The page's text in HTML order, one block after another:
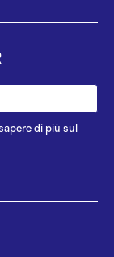
di più sul